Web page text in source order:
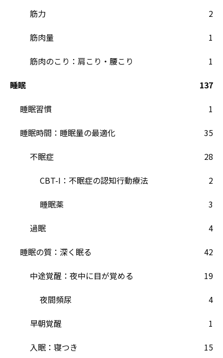
筋力
2
筋肉量
1
筋肉のこり：肩こり・腰こり
1
睡眠
137
睡眠習慣
1
睡眠時間：睡眠量の最適化
35
不眠症
28
CBT-I：不眠症の認知行動療法
2
睡眠薬
3
過眠
4
睡眠の質：深く眠る
42
中途覚醒：夜中に目が覚める
19
夜間頻尿
4
早朝覚醒
1
入眠：寝つき
15